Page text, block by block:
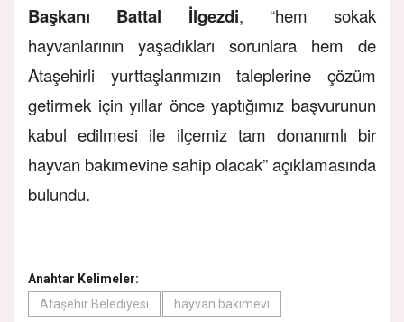
Başkanı Battal İlgezdi, “hem sokak
hayvanlarının yaşadıkları sorunlara hem de
Ataşehirli yurttaşlarımızın taleplerine çözüm
getirmek için yıllar önce yaptığımız başvurunun
kabul edilmesi ile ilçemiz tam donanımlı bir
hayvan bakımevine sahip olacak” açıklamasında
bulundu.
Anahtar Kelimeler:
Ataşehir Belediyesi
hayvan bakımevi